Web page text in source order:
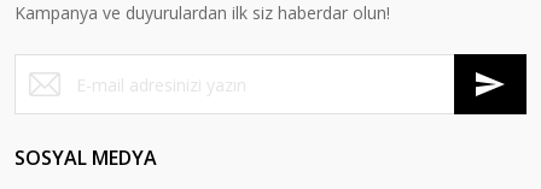
Kampanya ve duyurulardan ilk siz haberdar olun!
SOSYAL MEDYA